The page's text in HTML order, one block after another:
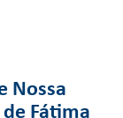
Nossa
Fátima